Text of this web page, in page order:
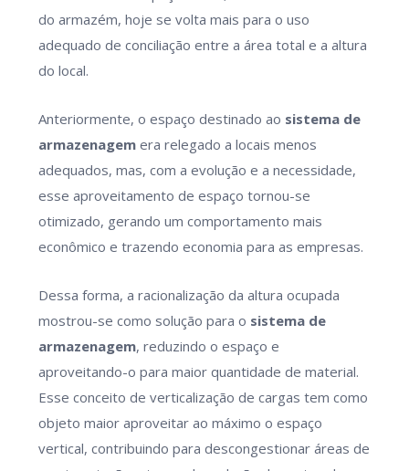
do armazém, hoje se volta mais para o uso
adequado de conciliação entre a área total e a altura
do local.
Anteriormente, o espaço destinado ao sistema de
armazenagem era relegado a locais menos
adequados, mas, com a evolução e a necessidade,
esse aproveitamento de espaço tornou-se
otimizado, gerando um comportamento mais
econômico e trazendo economia para as empresas.
Dessa forma, a racionalização da altura ocupada
mostrou-se como solução para o sistema de
armazenagem, reduzindo o espaço e
aproveitando-o para maior quantidade de material.
Esse conceito de verticalização de cargas tem como
objeto maior aproveitar ao máximo o espaço
vertical, contribuindo para descongestionar áreas de